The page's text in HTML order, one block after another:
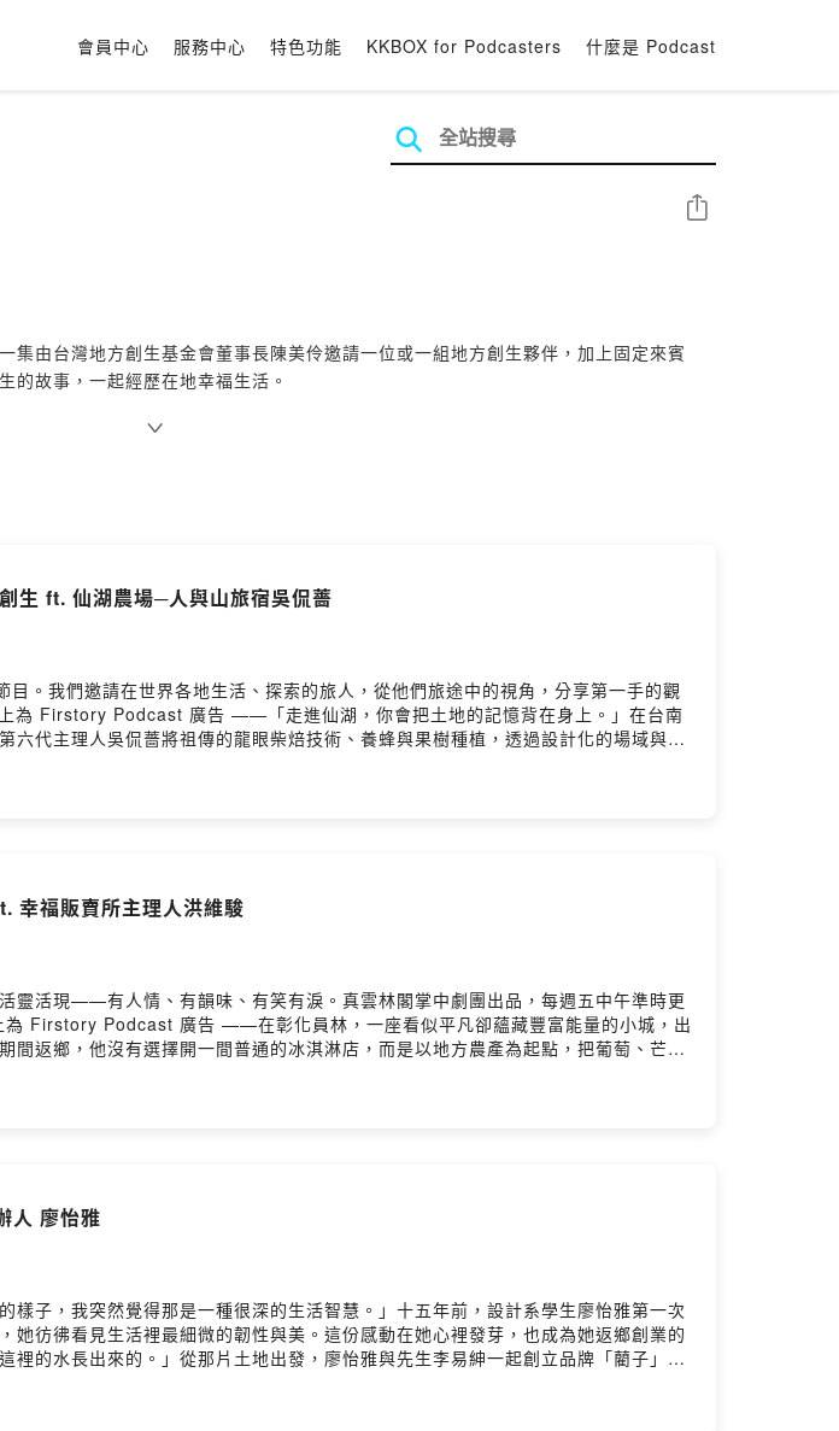
會員中心 服務中心 特色功能 KKBOX for Podcasters 什麼是 Podcast
分享
集由台灣地方創生基金會董事長陳美伶邀請一位或一組地方創生夥伴，加上固定來賓
的故事，一起經歷在地幸福生活。
生 ft. 仙湖農場─人與山旅宿吳侃薔
。我們邀請在世界各地生活、探索的旅人，從他們旅途中的視角，分享第一手的觀
Firstory Podcast 廣告 ——「走進仙湖，你會把土地的記憶背在身上。」在台南
代主理人吳侃薔將祖傳的龍眼柴焙技術、養蜂與果樹種植，透過設計化的場域與沉
由來。・龍眼文化深挖：早期開墾的「放伴」互助習俗、龍眼林的多重生態功能
會 董事長）特別來賓｜張育寧（旭時報 創辦人）🔹 仙湖農場官網 ▶️
灣地方創生基金會官網 ▶️ https://twrr.org.tw/zh-TWFacebook ▶️
user/clc79a7y106ic01zy7n588bq7/commentsPowered by Firstory
｜用冰淇淋販賣幸福——從員林出發的味覺創生旅程 ft. 幸福販賣所主理人洪維駿
靈活現——有人情、有韻味、有笑有淚。真雲林閣掌中劇團出品，每週五中午準時更
Firstory Podcast 廣告 ——在彰化員林，一座看似平凡卻蘊藏豐富能量的小城，出
返鄉，他沒有選擇開一間普通的冰淇淋店，而是以地方農產為起點，把葡萄、芒
。節目中，美伶姐與維駿暢談員林的城市變遷、創業的甘苦與夥伴間的互助，也聊
介紹洪維駿｜幸福販賣所創辦人主持人｜陳美伶（台灣地方創生基金會 董事長）特
Facebook ▶️
網 ▶️ https://twrr.org.tw/zh-TWFacebook ▶️ https://www.facebook.com/twrrf留
commentsPowered by Firstory Hosting
廖怡雅
樣子，我突然覺得那是一種很深的生活智慧。」十五年前，設計系學生廖怡雅第一次
彷彿看見生活裡最細微的韌性與美。這份感動在她心裡發芽，也成為她返鄉創業的
的水長出來的。」從那片土地出發，廖怡雅與先生李易紳一起創立品牌「藺子」，
陽的味道。我們常說，那是家的味道。」那份氣味，是土地的記憶，也是人與人之